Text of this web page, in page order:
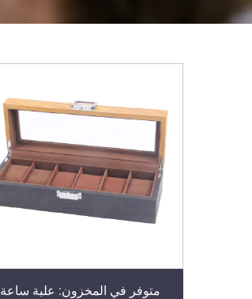
متوفر في المخزون: علبة ساعة